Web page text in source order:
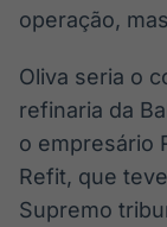
operação,
Oliva seria o
refinaria da
o empresário
Refit, que
Supremo